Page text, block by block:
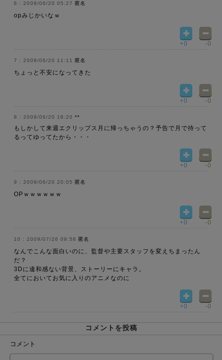
2009/06/20 05:27 匿名
opみじかいなｗ
+0 -0
2009/06/20 11:11 匿名
ちょっと不安になってきた
+0 -0
2009/06/20 18:20 **
もしかして来週エクリップス月に帰っちゃうの？予告で月で待って
るってゆってたから・・・
+0 -0
2009/06/20 20:05 匿名
OPｗｗｗｗｗｗ
+0 -0
2009/07/26 09:58 匿名
なんでこんな面白いのに、監督や主要スタッフを変えちまったん
だ？
3Dに違和感ない背景、ストーリーにキャラ。
全てにおいてお気に入りのアニメなのに
+0 -0
コメントを投稿
コメント